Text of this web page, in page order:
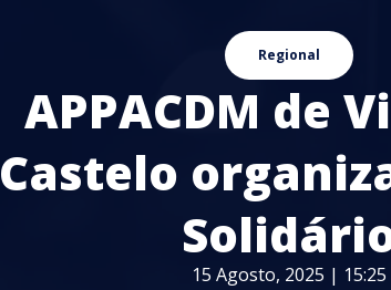
Regional
APPACDM de
Castelo
15 Agosto, 2025 | 15:25